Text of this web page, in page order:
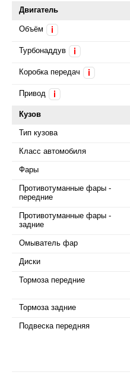
Двигатель
Объём
Турбонаддув
Коробка передач
Привод
Кузов
Тип кузова
Класс автомобиля
Фары
Противотуманные фары -
передние
Противотуманные фары -
задние
Омыватель фар
Диски
Тормоза передние
Тормоза задние
Подвеска передняя